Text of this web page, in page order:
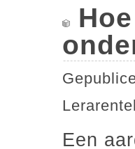
Een